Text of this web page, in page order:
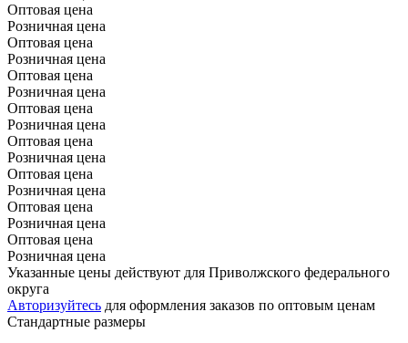
Оптовая цена
Розничная цена
Оптовая цена
Розничная цена
Оптовая цена
Розничная цена
Оптовая цена
Розничная цена
Оптовая цена
Розничная цена
Оптовая цена
Розничная цена
Оптовая цена
Розничная цена
Оптовая цена
Розничная цена
Указанные цены действуют для Приволжского федерального
округа
Авторизуйтесь для оформления заказов по оптовым ценам
Стандартные размеры